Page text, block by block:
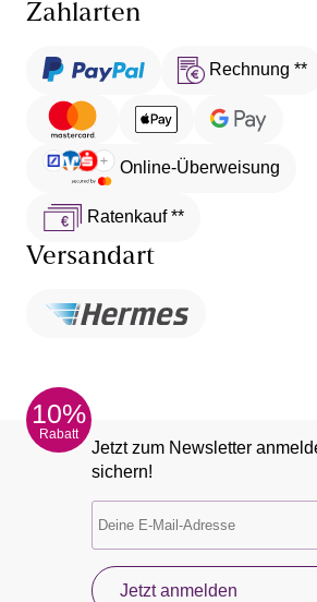
Zahlarten
Rechnung **
Online-Überweisung
Ratenkauf **
Versandart
10%
Rabatt
Jetzt zum Newsletter
sichern!
Jetzt anmelden